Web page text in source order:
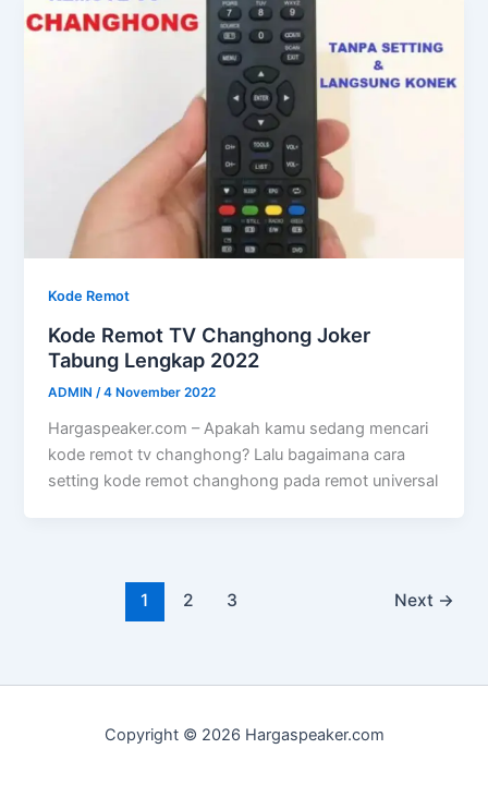
Kode Remot
Kode Remot TV Changhong Joker
Tabung Lengkap 2022
ADMIN/4 November 2022
Hargaspeaker.com – Apakah kamu sedang mencari
kode remot tv changhong? Lalu bagaimana cara
setting kode remot changhong pada remot universal
1 2 3 Next →
Copyright © 2026 Hargaspeaker.com